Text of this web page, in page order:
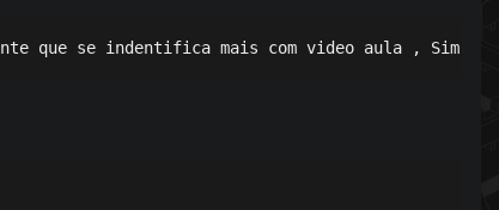
que se indentifica mais com video aula , Sim o